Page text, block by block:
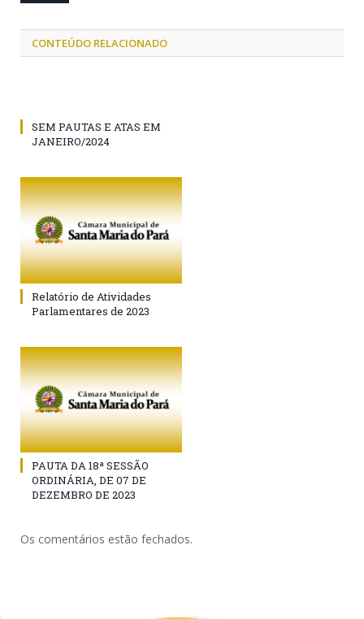
CONTEÚDO RELACIONADO
SEM PAUTAS E ATAS EM
JANEIRO/2024
Relatório de Atividades
Parlamentares de 2023
PAUTA DA 18ª SESSÃO
ORDINÁRIA, DE 07 DE
DEZEMBRO DE 2023
Os comentários estão fechados.